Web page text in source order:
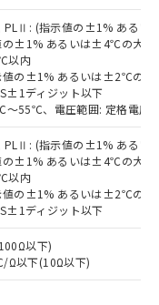
PLⅡ: (指示値の±1% ある
の±1% あるいは±4℃の大き
以内
値の±1% あるいは±2℃の大
ディジット以下
55℃、電圧範囲: 定格電圧
PLⅡ: (指示値の±1% ある
の±1% あるいは±4℃の大き
以内
値の±1% あるいは±2℃の大
ディジット以下
以下)
Ω以下(10Ω以下)